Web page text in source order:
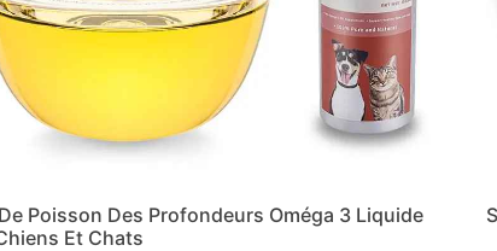
Poisson Des Profondeurs Oméga 3 Liquide
Et Chats